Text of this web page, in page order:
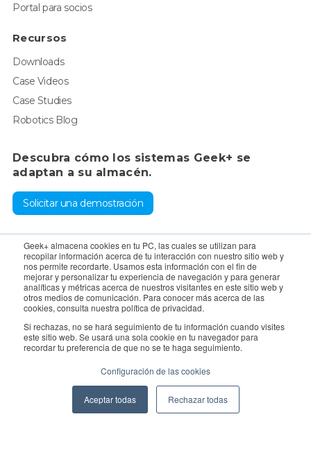
Geek+ almacena cookies en tu PC, las cuales se utilizan para
recopilar información acerca de tu interacción con nuestro sitio web y
nos permite recordarte. Usamos esta información con el fin de
mejorar y personalizar tu experiencia de navegación y para generar
analíticas y métricas acerca de nuestros visitantes en este sitio web y
otros medios de comunicación. Para conocer más acerca de las
cookies, consulta nuestra política de privacidad.
Si rechazas, no se hará seguimiento de tu información cuando visites
este sitio web. Se usará una sola cookie en tu navegador para
recordar tu preferencia de que no se te haga seguimiento.
Configuración de las cookies
Aceptar todas Rechazar todas
Portal para socios
Recursos
Downloads
Case Videos
Case Studies
Robotics Blog
Descubra cómo los sistemas Geek+ se
adaptan a su almacén.
Solicitar una demostración
Para consultas, póngase en contacto con el departamento de
ventas:sales@geekplus.com. Para promociones, póngase en
contacto con el departamento de relaciones públicas:
pr@geekplus.com
Copyright © 2026 Geekplus Technology Co., Ltd. All rights
reserved.
Legal Become a partner